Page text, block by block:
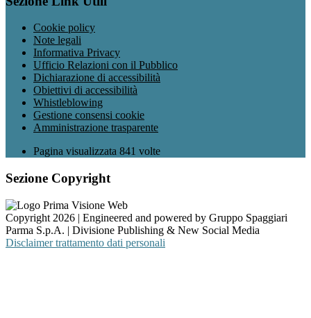
Cookie policy
Note legali
Informativa Privacy
Ufficio Relazioni con il Pubblico
Dichiarazione di accessibilità
Obiettivi di accessibilità
Whistleblowing
Gestione consensi cookie
Amministrazione trasparente
Pagina visualizzata 841 volte
Sezione Copyright
Copyright 2026 | Engineered and powered by Gruppo Spaggiari
Parma S.p.A. | Divisione Publishing & New Social Media
Disclaimer trattamento dati personali